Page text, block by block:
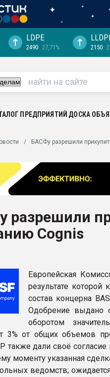
довольна
ПЭТ
пуансона для
пластика
цвет
Продажа,
LDPE
2490 27,71% 2150
ПРЕДПРИЯТИЙ ДОСКА
БАСФу разрешили
разрешили
Cognis
Европейская
результате которой
состав концерна
Одобрение выдано
оборотом
3% от общих объемов
также дали своё согласие
моменту указанная
ведомств;